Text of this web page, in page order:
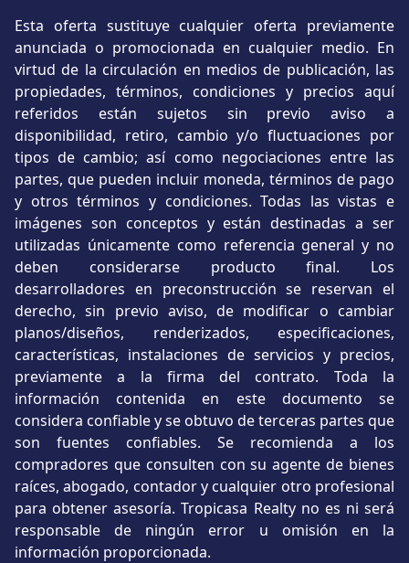
Esta oferta sustituye cualquier oferta previamente
anunciada o promocionada en cualquier medio. En
virtud de la circulación en medios de publicación, las
propiedades, términos, condiciones y precios aquí
referidos están sujetos sin previo aviso a
disponibilidad, retiro, cambio y/o fluctuaciones por
tipos de cambio; así como negociaciones entre las
partes, que pueden incluir moneda, términos de pago
y otros términos y condiciones. Todas las vistas e
imágenes son conceptos y están destinadas a ser
utilizadas únicamente como referencia general y no
deben considerarse producto final. Los
desarrolladores en preconstrucción se reservan el
derecho, sin previo aviso, de modificar o cambiar
planos/diseños, renderizados, especificaciones,
características, instalaciones de servicios y precios,
previamente a la firma del contrato. Toda la
información contenida en este documento se
considera confiable y se obtuvo de terceras partes que
son fuentes confiables. Se recomienda a los
compradores que consulten con su agente de bienes
raíces, abogado, contador y cualquier otro profesional
para obtener asesoría. Tropicasa Realty no es ni será
responsable de ningún error u omisión en la
información proporcionada.